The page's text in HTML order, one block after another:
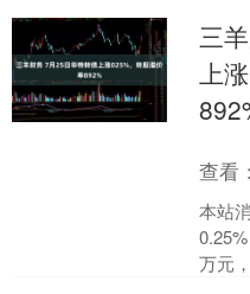
名称
三
上
查看
本站
万元